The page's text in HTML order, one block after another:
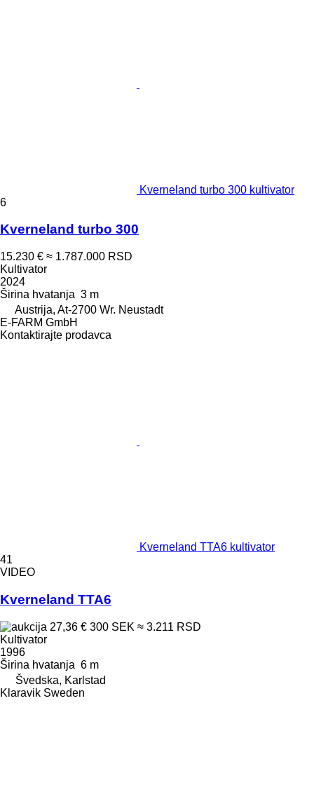
Kverneland turbo 300 kultivator
6
Kverneland turbo 300
15.230 € ≈ 1.787.000 RSD
Kultivator
2024
Širina hvatanja 3 m
Austrija, At-2700 Wr. Neustadt
E-FARM GmbH
Kontaktirajte prodavca
Kverneland TTA6 kultivator
41
VIDEO
Kverneland TTA6
27,36 € 300 SEK ≈ 3.211 RSD
Kultivator
1996
Širina hvatanja 6 m
Švedska, Karlstad
Klaravik Sweden